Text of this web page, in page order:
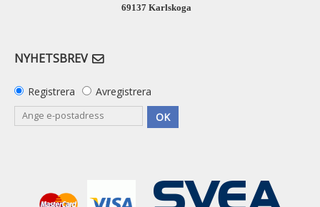
69137 Karlskoga
NYHETSBREV
Registrera
Avregistrera
OK